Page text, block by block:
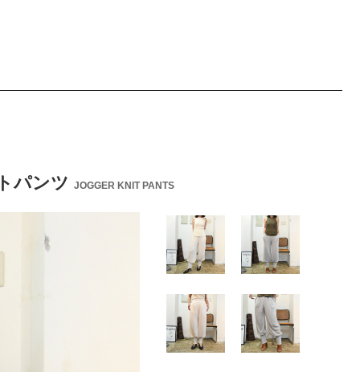
パンツ JOGGER KNIT PANTS